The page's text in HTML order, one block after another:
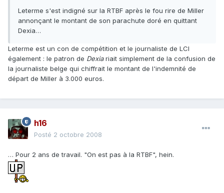
Leterme s'est indigné sur la RTBF après le fou rire de Miller
annonçant le montant de son parachute doré en quittant
Dexia…
Leterme est un con de compétition et le journaliste de LCI
également : le patron de Dexiariait simplement de la confusion de
la journaliste belge qui chiffrait le montant de l'indemnité de
départ de Miller à 3.000 euros.
h16
Posté 2 octobre 2008
… Pour 2 ans de travail. "On est pas à la RTBF", hein.